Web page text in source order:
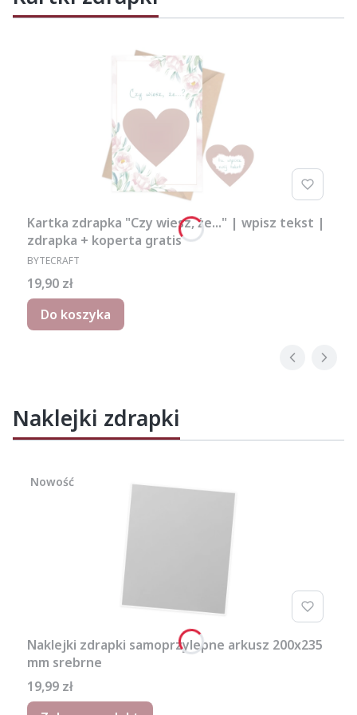
Kartka zdrapka "Czy wiesz, że..." | wpisz tekst |
zdrapka + koperta gratis
PRODUCENT
BYTECRAFT
Cena
19,90 zł
Do koszyka
Naklejki zdrapki
Nowość
Naklejki zdrapki samoprzylepne arkusz 200x235
mm srebrne
Cena
19,99 zł